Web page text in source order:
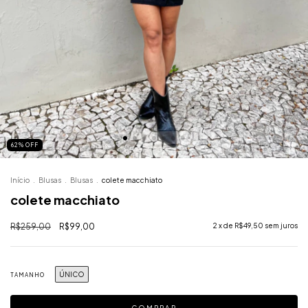
62 % OFF
Início Blusas Blusas colete macchiato
colete macchiato
R$259,00 R$99,00 2 x de R$49,50 sem juros
TAMANHO ÚNICO